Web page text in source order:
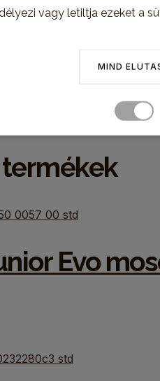
vagy letiltja ezeket a
MIND
telephelyünkön
Evo